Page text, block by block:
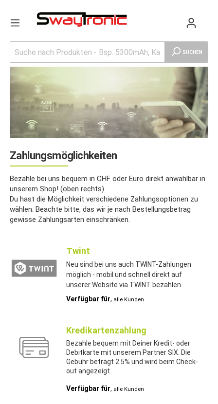
SUCHEN
Zahlungsmöglichkeiten
Bezahle bei uns bequem in CHF oder Euro direkt anwählbar in
unserem Shop! (oben rechts)
Du hast die Möglichkeit verschiedene Zahlungsoptionen zu
wählen. Beachte bitte, das wir je nach Bestellungsbetrag
gewisse Zahlungsarten einschränken.
Twint
Neu sind bei uns auch TWINT-Zahlungen
möglich - mobil und schnell direkt auf
unserer Website via TWINT bezahlen.
Verfügbar für, alle Kunden
Kredikartenzahlung
Bezahle bequem mit Deiner Kredit- oder
Debitkarte mit unserem Partner SIX. Die
Gebühr beträgt 2.5% und wird beim Check-
out angezeigt.
Verfügbar für, alle Kunden